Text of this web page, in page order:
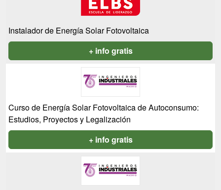
Instalador de Energía Solar Fotovoltaica
+ info gratis
Curso de Energía Solar Fotovoltaica de Autoconsumo:
Estudios, Proyectos y Legalización
+ info gratis